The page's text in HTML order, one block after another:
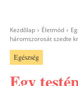
Kezdőlap Életmód
háromszorosát szedte
Egészség
Egy